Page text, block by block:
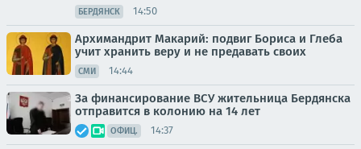
БЕРДЯНСК 14:50
Архимандрит Макарий: подвиг Бориса и Глеба
учит хранить веру и не предавать своих
СМИ 14:44
За финансирование ВСУ жительница Бердянска
отправится в колонию на 14 лет
ОФИЦ. 14:37